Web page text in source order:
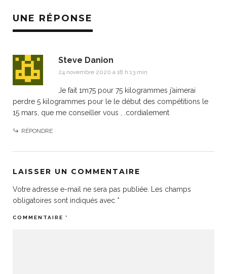
UNE RÉPONSE
Steve Danion
24 novembre 2020 à 18 h 13 min
Je fait 1m75 pour 75 kilogrammes j’aimerai
perdre 5 kilogrammes pour le le début des compétitions le
15 mars, que me conseiller vous , .cordialement
RÉPONDRE
LAISSER UN COMMENTAIRE
Votre adresse e-mail ne sera pas publiée.
Les champs
obligatoires sont indiqués avec *
COMMENTAIRE *